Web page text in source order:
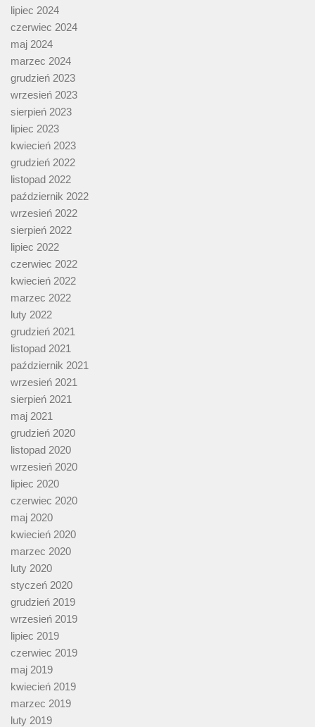
lipiec 2024
czerwiec 2024
maj 2024
marzec 2024
grudzień 2023
wrzesień 2023
sierpień 2023
lipiec 2023
kwiecień 2023
grudzień 2022
listopad 2022
październik 2022
wrzesień 2022
sierpień 2022
lipiec 2022
czerwiec 2022
kwiecień 2022
marzec 2022
luty 2022
grudzień 2021
listopad 2021
październik 2021
wrzesień 2021
sierpień 2021
maj 2021
grudzień 2020
listopad 2020
wrzesień 2020
lipiec 2020
czerwiec 2020
maj 2020
kwiecień 2020
marzec 2020
luty 2020
styczeń 2020
grudzień 2019
wrzesień 2019
lipiec 2019
czerwiec 2019
maj 2019
kwiecień 2019
marzec 2019
luty 2019